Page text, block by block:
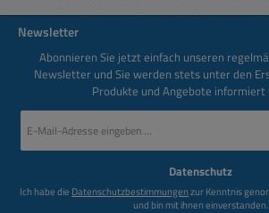
Newsletter
Abonnieren Sie jetzt einfach unseren
Newsletter und Sie werden stets unter den
Produkte und Angebote informiert
Mail-
Datenschutz
Ich habe die Datenschutzbestimmungenzur Kenntnis
und bin mit ihnen einverstanden.